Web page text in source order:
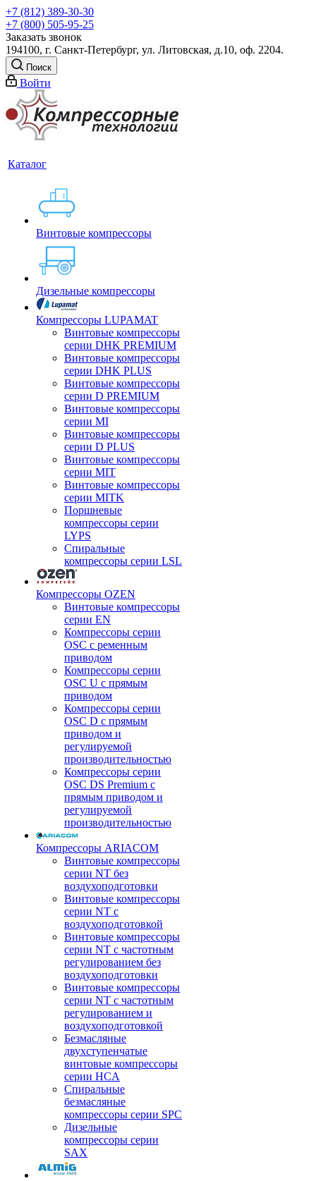
+7 (812) 389-30-30
+7 (800) 505-95-25
Заказать звонок
194100, г. Санкт-Петербург, ул. Литовская, д.10, оф. 2204.
Поиск
Войти
Каталог
Винтовые компрессоры
Дизельные компрессоры
Компрессоры LUPAMAT
Винтовые компрессоры
серии DHK PREMIUM
Винтовые компрессоры
серии DHK PLUS
Винтовые компрессоры
серии D PREMIUM
Винтовые компрессоры
серии MI
Винтовые компрессоры
серии D PLUS
Винтовые компрессоры
серии MIT
Винтовые компрессоры
серии MITK
Поршневые
компрессоры серии
LYPS
Спиральные
компрессоры серии LSL
Компрессоры OZEN
Винтовые компрессоры
серии EN
Компрессоры серии
OSC с ременным
приводом
Компрессоры серии
OSC U с прямым
приводом
Компрессоры серии
OSC D с прямым
приводом и
регулируемой
производительностью
Компрессоры серии
OSC DS Premium с
прямым приводом и
регулируемой
производительностью
Компрессоры ARIACOM
Винтовые компрессоры
серии NT без
воздухоподготовки
Винтовые компрессоры
серии NT c
воздухоподготовкой
Винтовые компрессоры
серии NT с частотным
регулированием без
воздухоподготовки
Винтовые компрессоры
серии NT с частотным
регулированием и
воздухоподготовкой
Безмасляные
двухступенчатые
винтовые компрессоры
серии HCA
Спиральные
безмасляные
компрессоры серии SPC
Дизельные
компрессоры серии
SAX